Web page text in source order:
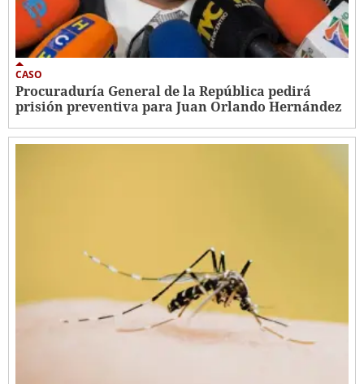
CASO
Procuraduría General de la República pedirá
prisión preventiva para Juan Orlando Hernández